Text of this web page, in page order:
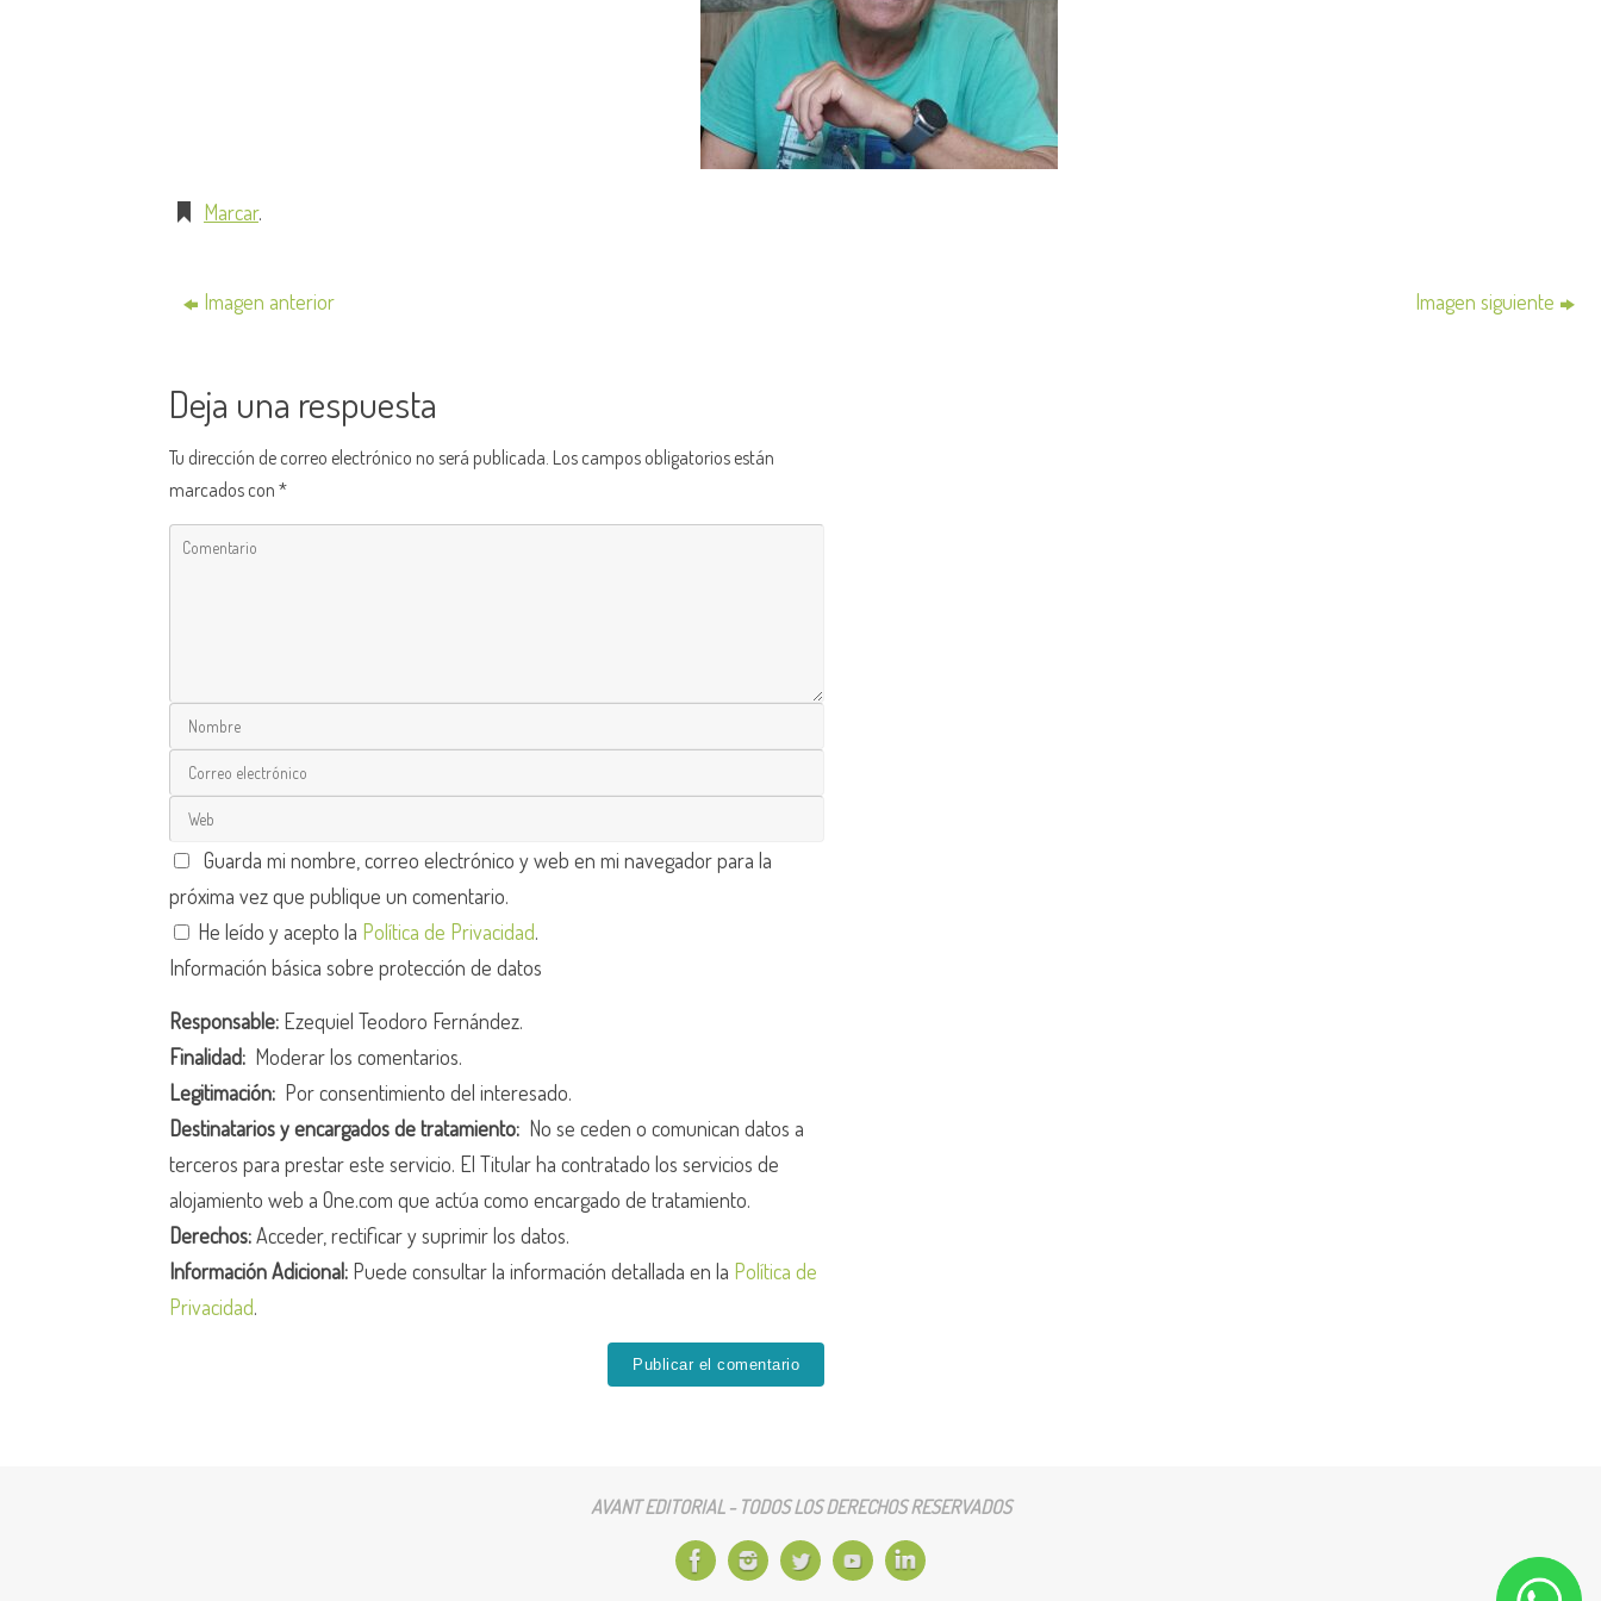
Marcar.
Imagen anterior Imagen siguiente
Deja una respuesta
Tu dirección de correo electrónico no será publicada. Los campos obligatorios están
marcados con*
Guarda mi nombre, correo electrónico y web en mi navegador para la
próxima vez que publique un comentario.
He leído y acepto la Política de Privacidad.
Información básica sobre protección de datos
Responsable: Ezequiel Teodoro Fernández.
Finalidad: Moderar los comentarios.
Legitimación: Por consentimiento del interesado.
Destinatarios y encargados de tratamiento: No se ceden o comunican datos a
terceros para prestar este servicio. El Titular ha contratado los servicios de
alojamiento web a One.com que actúa como encargado de tratamiento.
Derechos:Acceder, rectificar y suprimir los datos.
Información Adicional: Puede consultar la información detallada en la Política de
Privacidad.
AVANT EDITORIAL - TODOS LOS DERECHOS RESERVADOS